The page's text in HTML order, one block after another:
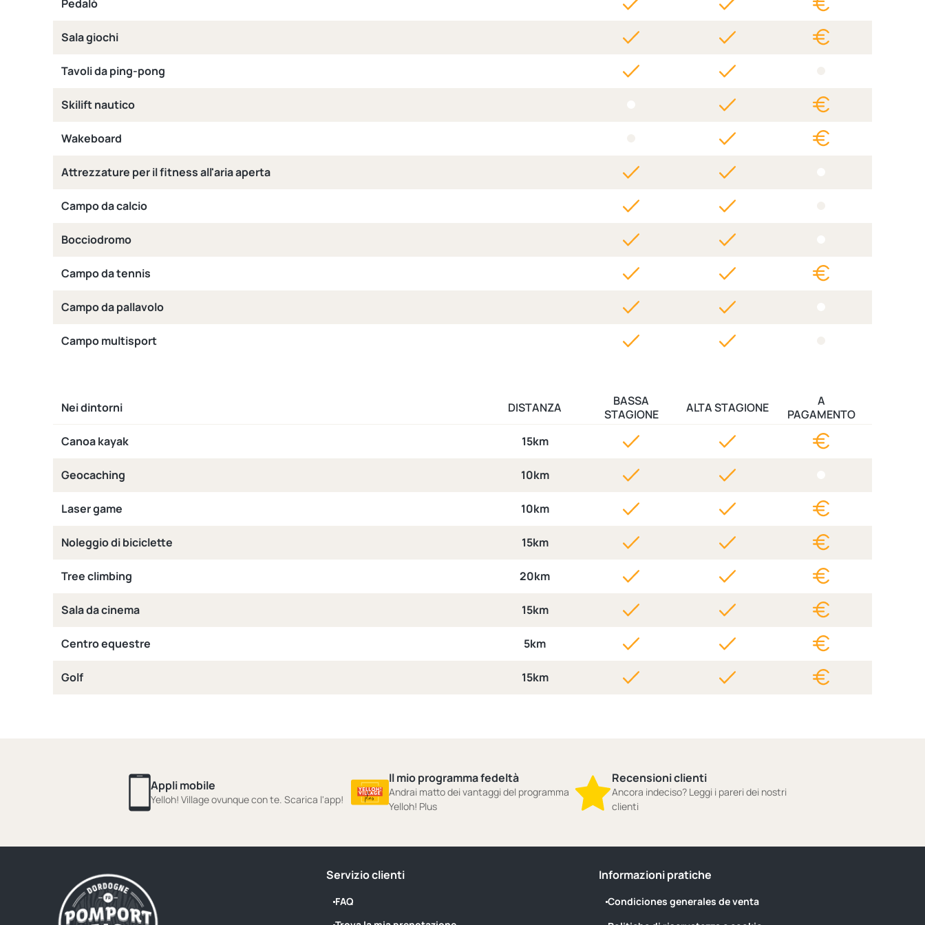
Pedalò
Sala giochi
Tavoli da ping-pong
Skilift nautico
Wakeboard
Attrezzature per il fitness all'aria aperta
Campo da calcio
Bocciodromo
Campo da tennis
Campo da pallavolo
Campo multisport
Nei dintorni DISTANZA
BASSA
STAGIONE
ALTA STAGIONE
A
PAGAMENTO
Canoa kayak
15km
Geocaching 10km
Laser game 10km
Noleggio di biciclette 15km
Tree climbing 20km
Sala da cinema 15km
Centro equestre 5km
Golf 15km
Appli mobile
Yelloh! Village ovunque con te. Scarica l'app!
Il mio programma fedeltà
Andrai matto dei vantaggi del programma
Yelloh! Plus
Recensioni clienti
Ancora indeciso? Leggi i pareri dei nostri
clienti
Servizio clienti
FAQ
Informazioni pratiche
Condiciones generales de venta